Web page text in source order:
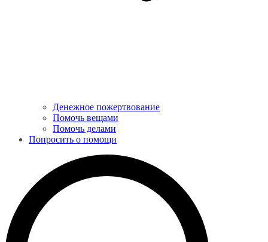
Денежное пожертвование
Помочь вещами
Помочь делами
Попросить о помощи